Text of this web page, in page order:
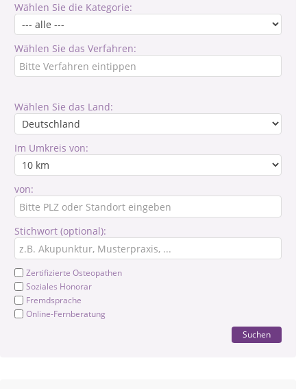
Wählen Sie die Kategorie:
Wählen Sie das Verfahren:
Wählen Sie das Land:
Im Umkreis von:
von:
Stichwort (optional):
Zertifizierte Osteopathen
Soziales Honorar
Fremdsprache
Online-Fernberatung
Suchen